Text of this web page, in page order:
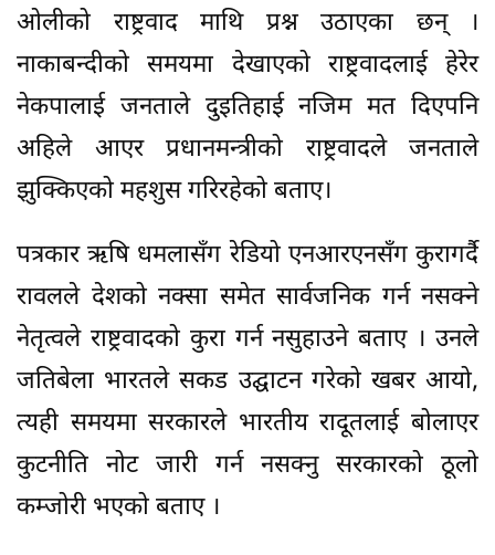
ओलीको राष्ट्रवाद माथि प्रश्न उठाएका छन् ।
नाकाबन्दीको समयमा देखाएको राष्ट्रवादलाई हेरेर
नेकपालाई जनताले दुइतिहाई नजिम मत दिएपनि
अहिले आएर प्रधानमन्त्रीको राष्ट्रवादले जनताले
झुक्किएको महशुस गरिरहेको बताए।
पत्रकार ऋषि धमलासँग रेडियो एनआरएनसँग कुरागर्दै
रावलले देशको नक्सा समेत सार्वजनिक गर्न नसक्ने
नेतृत्वले राष्ट्रवादको कुरा गर्न नसुहाउने बताए । उनले
जतिबेला भारतले सकड उद्घाटन गरेको खबर आयो,
त्यही समयमा सरकारले भारतीय रादूतलाई बोलाएर
कुटनीति नोट जारी गर्न नसक्नु सरकारको ठूलो
कम्जोरी भएको बताए ।